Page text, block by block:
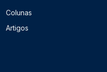
Colunas
Artigos